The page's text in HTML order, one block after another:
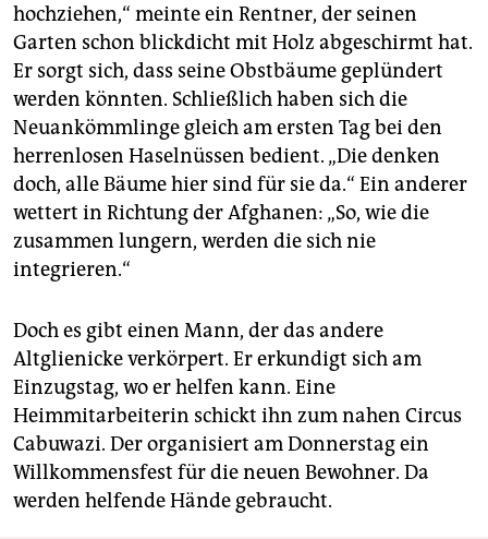
hochziehen,“ meinte ein Rentner, der seinen
Garten schon blickdicht mit Holz abgeschirmt hat.
Er sorgt sich, dass seine Obstbäume geplündert
werden könnten. Schließlich haben sich die
Neuankömmlinge gleich am ersten Tag bei den
herrenlosen Haselnüssen bedient. „Die denken
doch, alle Bäume hier sind für sie da.“ Ein anderer
wettert in Richtung der Afghanen: „So, wie die
zusammen lungern, werden die sich nie
integrieren.“
Doch es gibt einen Mann, der das andere
Altglienicke verkörpert. Er erkundigt sich am
Einzugstag, wo er helfen kann. Eine
Heimmitarbeiterin schickt ihn zum nahen Circus
Cabuwazi. Der organisiert am Donnerstag ein
Willkommensfest für die neuen Bewohner. Da
werden helfende Hände gebraucht.